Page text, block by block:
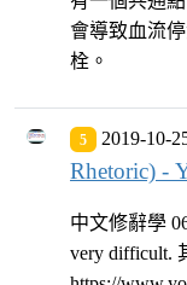
會導致血流
栓。
5 2019-10-
Rhetoric) -
中文修辭學
very difficult.